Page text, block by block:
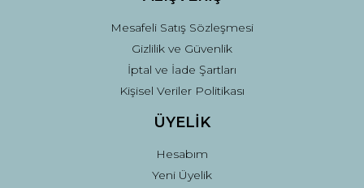
Mesafeli Satış Sözleşmesi
Gizlilik ve Güvenlik
İptal ve İade Şartları
Kişisel Veriler Politikası
ÜYELİK
Hesabım
Yeni Üyelik